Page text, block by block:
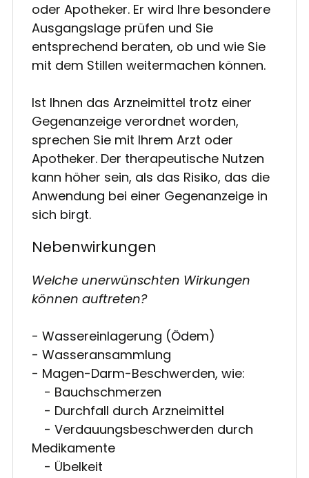
oder Apotheker. Er wird Ihre besondere
Ausgangslage prüfen und Sie
entsprechend beraten, ob und wie Sie
mit dem Stillen weitermachen können.
Ist Ihnen das Arzneimittel trotz einer
Gegenanzeige verordnet worden,
sprechen Sie mit Ihrem Arzt oder
Apotheker. Der therapeutische Nutzen
kann höher sein, als das Risiko, das die
Anwendung bei einer Gegenanzeige in
sich birgt.
Nebenwirkungen
Welche unerwünschten Wirkungen
können auftreten?
- Wassereinlagerung (Ödem)
- Wasseransammlung
- Magen-Darm-Beschwerden, wie:
- Bauchschmerzen
- Durchfall durch Arzneimittel
- Verdauungsbeschwerden durch
Medikamente
- Übelkeit